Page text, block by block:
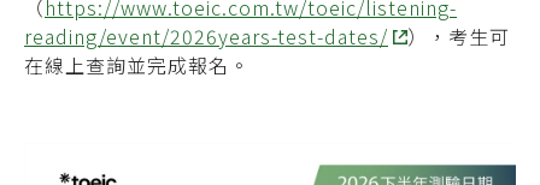
（https://www.toeic.com.tw/toeic/listening-
reading/event/2026years-test-dates/
），考生可
在線上查詢並完成報名。